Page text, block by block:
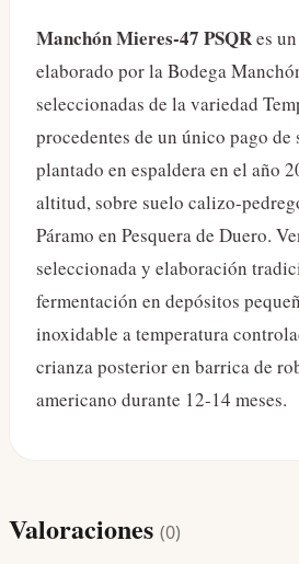
Manchón Mieres-47 PSQRes
elaborado por la Bodega
seleccionadas de la variedad
procedentes de un único pago de
plantado en espaldera en el año
altitud, sobre suelo calizo-
Páramo en Pesquera de Duero.
seleccionada y elaboración
fermentación en depósitos
inoxidable a temperatura
crianza posterior en barrica de
americano durante 12-14 meses.
Valoraciones (0)